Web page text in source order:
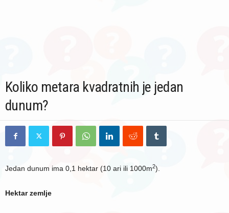
Koliko metara kvadratnih je jedan
dunum?
Jedan dunum ima 0,1 hektar (10 ari ili 1000m2).
Hektar zemlje